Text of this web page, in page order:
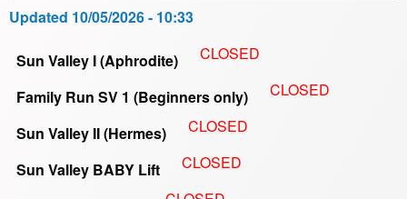
Updated 10/05/2026 - 10:33
Sun Valley I (Aphrodite) CLOSED
Family Run SV 1 (Beginners only) CLOSED
Sun Valley II (Hermes) CLOSED
Sun Valley BABY Lift CLOSED